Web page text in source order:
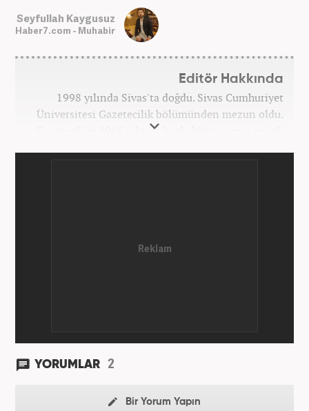
Seyfullah Kaygusuz
Haber7.com - Muhabir
Editör Hakkında
1998 yılında Sivas'ta doğdu. Sivas Cumhuriyet
Üniversitesi Gazetecilik bölümünden mezun oldu.
Gazeteciliğe 2016 yılında başladıktan sonra çeşitli
YORUMLAR 2
Bir Yorum Yapın